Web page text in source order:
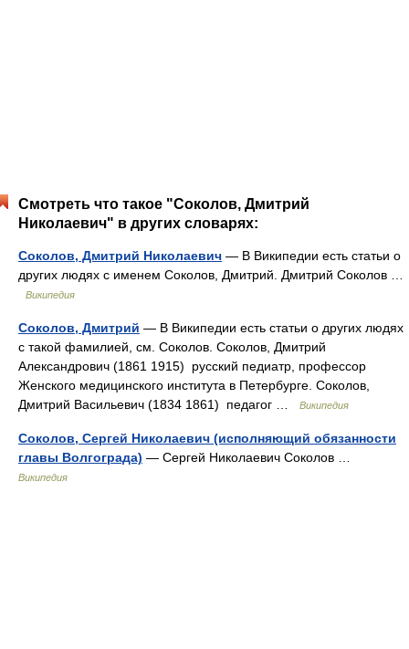
Смотреть что такое "Соколов, Дмитрий
Николаевич" в других словарях:
Соколов, Дмитрий Николаевич — В Википедии есть статьи о
других людях с именем Соколов, Дмитрий. Дмитрий Соколов …
Википедия
Соколов, Дмитрий — В Википедии есть статьи о других людях
с такой фамилией, см. Соколов. Соколов, Дмитрий
Александрович (1861 1915) русский педиатр, профессор
Женского медицинского института в Петербурге. Соколов,
Дмитрий Васильевич (1834 1861) педагог …
Википедия
Соколов, Сергей Николаевич (исполняющий обязанности
главы Волгограда) — Сергей Николаевич Соколов …
Википедия